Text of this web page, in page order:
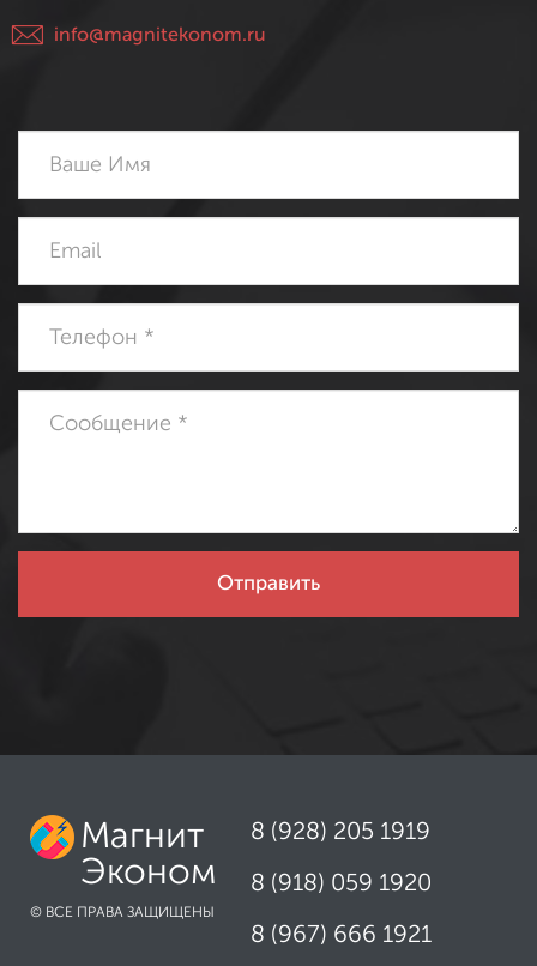
info@magnitekonom.ru
Магнит
Эконом
© ВСЕ ПРАВА ЗАЩИЩЕНЫ
8 (928) 205 1919
8 (918) 059 1920
8 (967) 666 1921